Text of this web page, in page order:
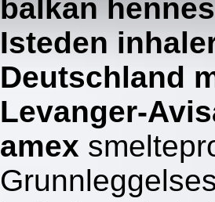
balkan
Isteden
Deutschland
Levanger-
amex